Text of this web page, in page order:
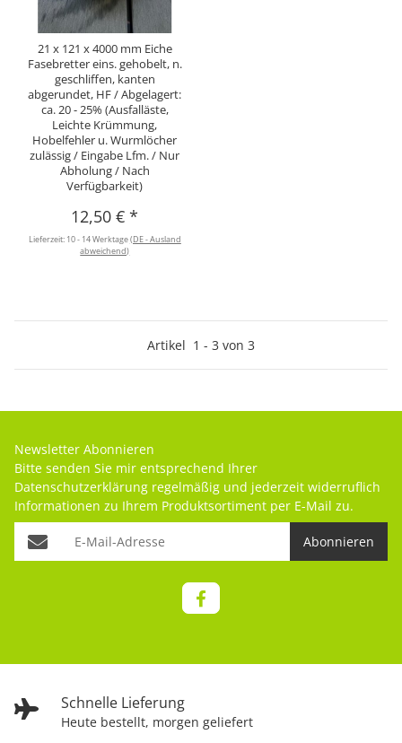
21 x 121 x 4000 mm Eiche
Fasebretter eins. gehobelt, n.
geschliffen, kanten
abgerundet, HF / Abgelagert:
ca. 20 - 25% (Ausfalläste,
Leichte Krümmung,
Hobelfehler u. Wurmlöcher
zulässig / Eingabe Lfm. / Nur
Abholung / Nach
Verfügbarkeit)
12,50 €*
Lieferzeit: 10 - 14 Werktage(DE - Ausland
abweichend)
Artikel 1 - 3 von 3
Schnelle Lieferung
Heute bestellt, morgen geliefert
Newsletter Abonnieren
Bitte senden Sie mir entsprechend Ihrer
Datenschutzerklärung regelmäßig und jederzeit widerruflich
Informationen zu Ihrem Produktsortiment per E-Mail zu.
Abonnieren